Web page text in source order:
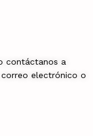
contáctanos a
electrónico o